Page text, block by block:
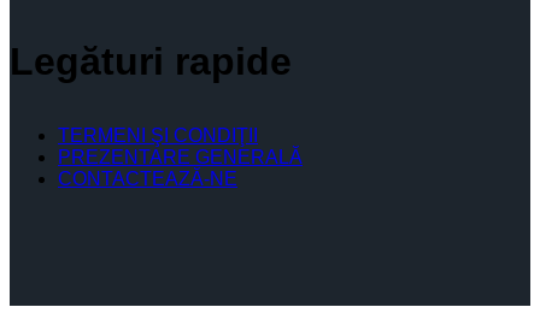
Legături rapide
TERMENI ŞI CONDIŢII
PREZENTARE GENERALĂ
CONTACTEAZĂ-NE